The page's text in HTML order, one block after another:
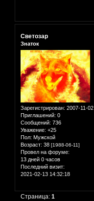
Светозар
Знаток
Зарегистрирован: 2007-11-02
Приглашений: 0
Сообщений: 736
Уважение: +25
Пол: Мужской
Возраст: 38 [1988-06-11]
Провел на форуме:
13 дней 0 часов
Последний визит:
2021-02-13 14:32:18
Страница:1